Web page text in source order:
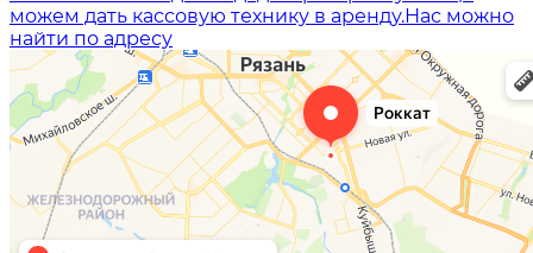
можем дать кассовую технику в аренду.Нас можно
найти по адресу